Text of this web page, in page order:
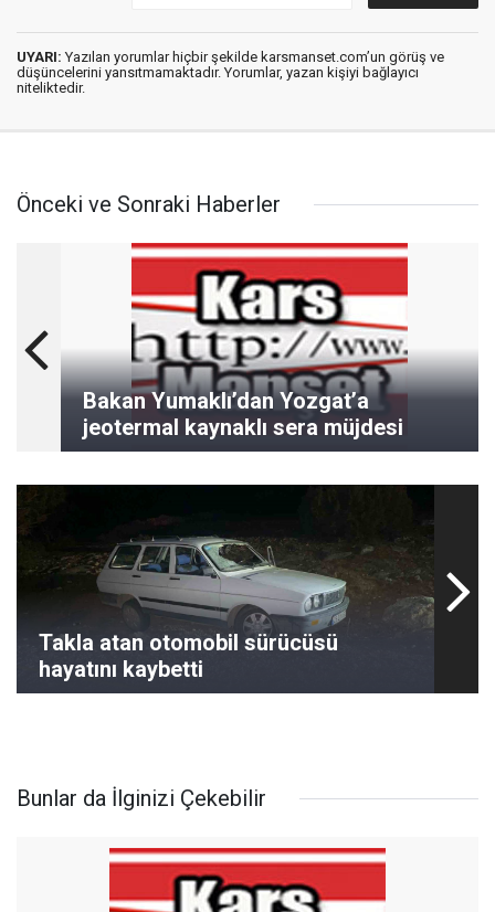
UYARI: Yazılan yorumlar hiçbir şekilde karsmanset.com’un görüş ve
düşüncelerini yansıtmamaktadır. Yorumlar, yazan kişiyi bağlayıcı
niteliktedir.
Önceki ve Sonraki Haberler
Bakan Yumaklı’dan Yozgat’a
jeotermal kaynaklı sera müjdesi
Takla atan otomobil sürücüsü
hayatını kaybetti
Bunlar da İlginizi Çekebilir